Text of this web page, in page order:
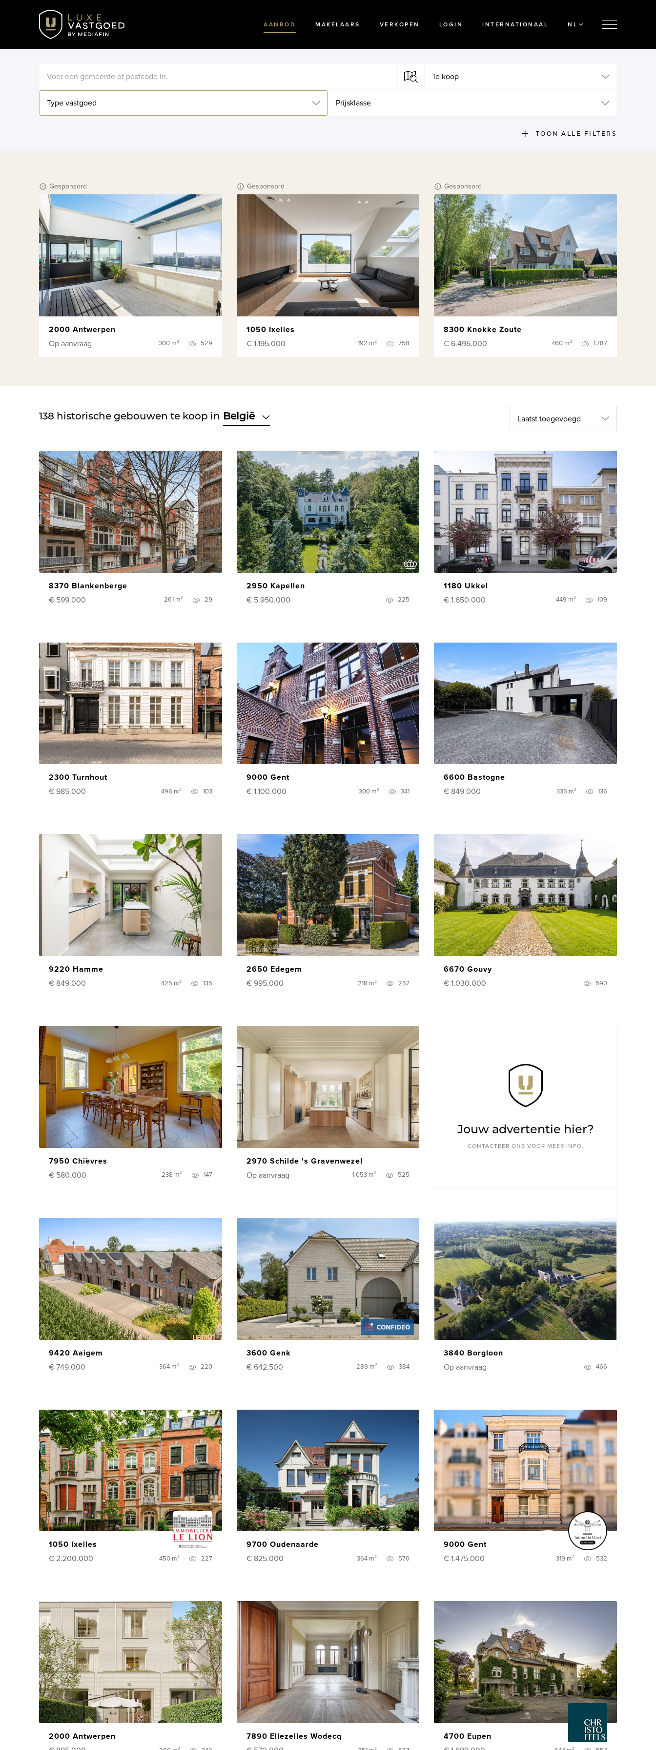
AANBOD MAKELAARS VERKOPEN LOGIN INTERNATIONAAL NL
Te koop
Type vastgoed Prijsklasse
TOON ALLE FILTERS
Gesponsord
2000 Antwerpen
Op aanvraag
300 m² 529
Gesponsord
1050 Ixelles
€ 1.195.000
192 m² 758
Gesponsord
8300 Knokke Zoute
€ 6.495.000
460 m² 1.787
138 historische gebouwen te koop in België
8370 Blankenberge
€ 599.000
261 m² 29
2950 Kapellen
€ 5.950.000
225
1180 Ukkel
€ 1.650.000
449 m² 109
2300 Turnhout
€ 985.000
496 m² 103
9000 Gent
€ 1.100.000
300 m² 341
6600 Bastogne
€ 849.000
335 m² 136
9220 Hamme
€ 849.000
425 m² 135
2650 Edegem
€ 995.000
218 m² 257
6670 Gouvy
€ 1.030.000
590
7950 Chièvres
€ 580.000
238 m² 147
2970 Schilde 's Gravenwezel
Op aanvraag
1.053 m² 525
Jouw advertentie hier?
CONTACTEER ONS VOOR MEER INFO.
9420 Aaigem
€ 749.000
364 m² 220
3600 Genk
€ 642.500
289 m² 384
3840 Borgloon
Op aanvraag
466
1050 Ixelles
€ 2.200.000
450 m² 227
9700 Oudenaarde
€ 825.000
364 m² 570
9000 Gent
€ 1.475.000
319 m² 532
2000 Antwerpen
7890 Ellezelles Wodecq
4700 Eupen